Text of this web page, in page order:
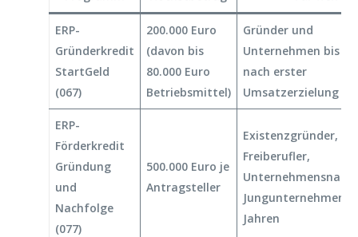
ERP-
Gründerkredit
StartGeld
(067)
200.000 Euro
(davon bis
80.000 Euro
Betriebsmittel)
Gründer und
Unternehmen bis 5
nach erster
Umsatzerzielung
ERP-
Förderkredit
Gründung
und
Nachfolge
(077)
500.000 Euro je
Antragsteller
Existenzgründer,
Freiberufler,
Jungunternehmen
Jahren